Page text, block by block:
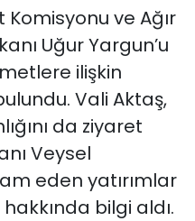
Komisyonu ve Ağır
Uğur Yargun’u
ilişkin
Vali Aktaş,
da ziyaret
Veysel
eden yatırımlar
bilgi aldı.